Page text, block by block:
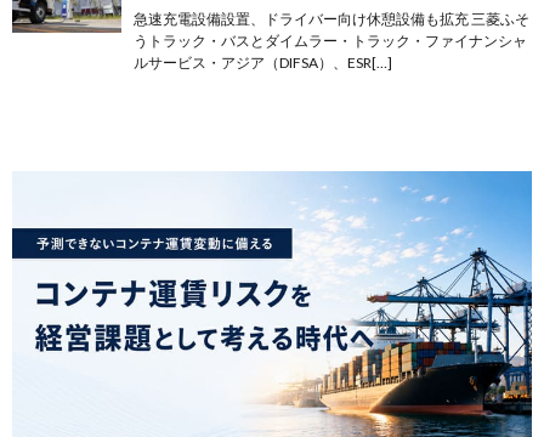
急速充電設備設置、ドライバー向け休憩設備も拡充 三菱ふそ
うトラック・バスとダイムラー・トラック・ファイナンシャ
ルサービス・アジア（DIFSA）、ESR[…]